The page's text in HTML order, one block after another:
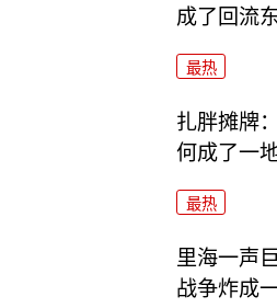
成了回流
最热
扎胖摊牌
何成了一
最热
里海一声
战争炸成